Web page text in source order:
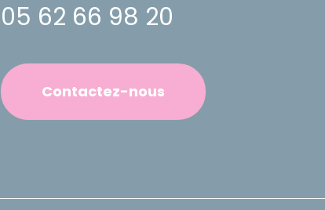
05 62 66 98 20
Contactez-nous